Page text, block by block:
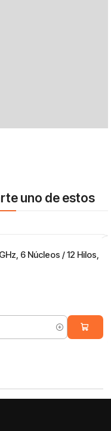
uno de estos
6 Núcleos / 12 Hilos,